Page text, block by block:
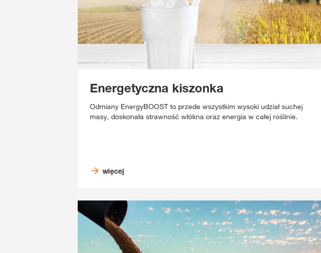
Energetyczna kiszonka
Odmiany EnergyBOOST to przede wszystkim wysoki udział suchej
masy, doskonała strawność włókna oraz energia w całej roślinie.
więcej